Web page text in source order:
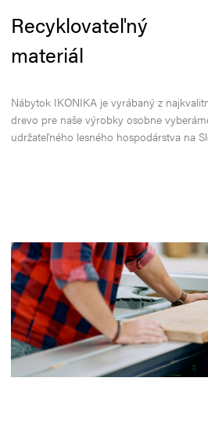
Recyklovateľný
materiál
Nábytok IKONIKA je vyrábaný z
drevo pre naše výrobky osobne
udržateľného lesného hospodárstva na